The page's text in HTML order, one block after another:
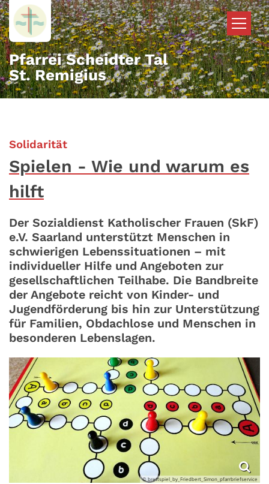
Zum Inhalt springen
Pfarrei Scheidter Tal
St. Remigius
Solidarität:
Spielen - Wie und warum es
hilft
Der Sozialdienst Katholischer Frauen (SkF)
e.V. Saarland unterstützt Menschen in
schwierigen Lebenssituationen – mit
individueller Hilfe und Angeboten zur
gesellschaftlichen Teilhabe. Die Bandbreite
der Angebote reicht von Kinder- und
Jugendförderung bis hin zur Unterstützung
für Familien, Obdachlose und Menschen in
besonderen Lebenslagen.
© brettspiel_by_Friedbert_Simon_pfarrbriefservice